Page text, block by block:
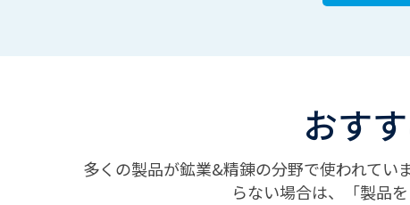
おす
多くの製品が鉱業&精錬の分野で使われてい
らない場合は、「製品